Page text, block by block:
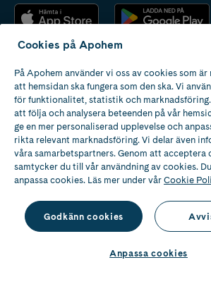
Apotek med tillstånd
av Läkemedelsverket
Cookies på Apohem
På Apohem använder vi oss av cookies som
att hemsidan ska fungera som den ska. Vi
för funktionalitet, statistik och
att följa och analysera beteenden på vår
ge en mer personaliserad upplevelse och
rikta relevant marknadsföring. Vi delar även
våra samarbetspartners. Genom att acceptera
samtycker du till vår användning av cookies.
anpassa cookies. Läs mer under vårCookie
Godkänn cookies
Anpassa cookies